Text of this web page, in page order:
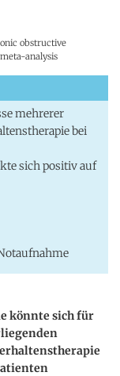
obstructive
analysis
mehrerer
bei
sich positiv auf
könnte sich für